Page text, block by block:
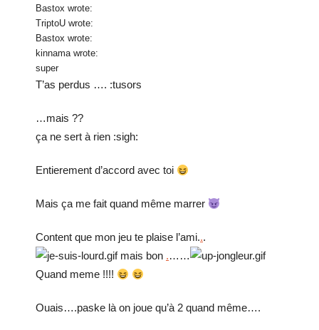
Bastox wrote:
TriptoU wrote:
Bastox wrote:
kinnama wrote:
super
T’as perdus …. :tusors
…mais ??
ça ne sert à rien :sigh:
Entierement d’accord avec toi
Mais ça me fait quand même marrer
Content que mon jeu te plaise l’ami...
mais bon .……
Quand meme !!!!
Ouais….paske là on joue qu’à 2 quand même….